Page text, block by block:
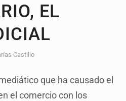
EL
Castillo
que ha causado el
el comercio con los